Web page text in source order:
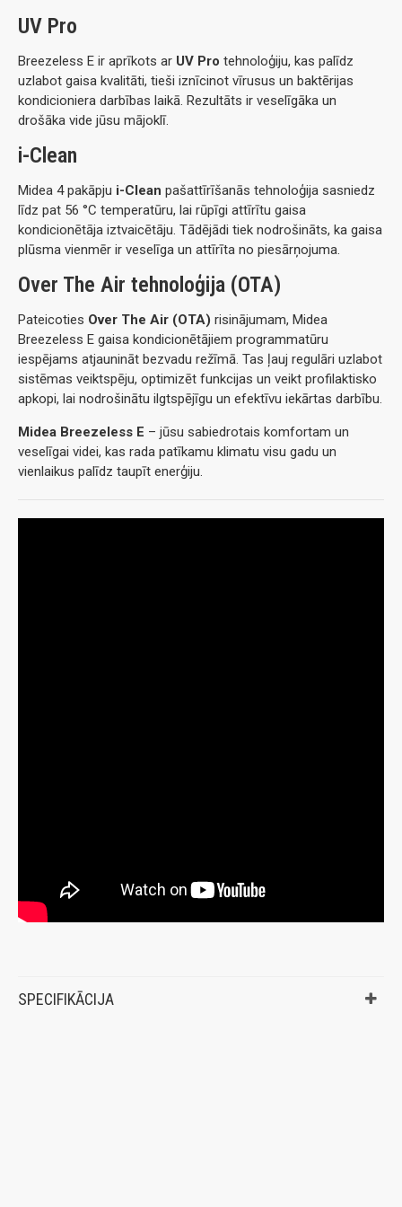
UV Pro
Breezeless E ir aprīkots ar UV Pro tehnoloģiju, kas palīdz
uzlabot gaisa kvalitāti, tieši iznīcinot vīrusus un baktērijas
kondicioniera darbības laikā. Rezultāts ir veselīgāka un
drošāka vide jūsu mājoklī.
i-Clean
Midea 4 pakāpju i-Clean pašattīrīšanās tehnoloģija sasniedz
līdz pat 56 °C temperatūru, lai rūpīgi attīrītu gaisa
kondicionētāja iztvaicētāju. Tādējādi tiek nodrošināts, ka gaisa
plūsma vienmēr ir veselīga un attīrīta no piesārņojuma.
Over The Air tehnoloģija (OTA)
Pateicoties Over The Air (OTA) risinājumam, Midea
Breezeless E gaisa kondicionētājiem programmatūru
iespējams atjaunināt bezvadu režīmā. Tas ļauj regulāri uzlabot
sistēmas veiktspēju, optimizēt funkcijas un veikt profilaktisko
apkopi, lai nodrošinātu ilgtspējīgu un efektīvu iekārtas darbību.
Midea Breezeless E – jūsu sabiedrotais komfortam un
veselīgai videi, kas rada patīkamu klimatu visu gadu un
vienlaikus palīdz taupīt enerģiju.
SPECIFIKĀCIJA